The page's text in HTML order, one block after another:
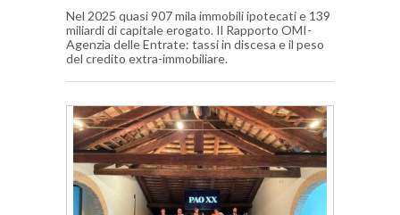
Nel 2025 quasi 907 mila immobili ipotecati e 139
miliardi di capitale erogato. Il Rapporto OMI-
Agenzia delle Entrate: tassi in discesa e il peso
del credito extra-immobiliare.